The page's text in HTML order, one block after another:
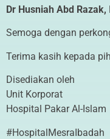
Dr Husniah Abd Razak,
Semoga dengan
Terima kasih kepada
Disediakan oleh
Unit Korporat
Hospital Pakar Al-Islam
#HospitalMesraIbadah